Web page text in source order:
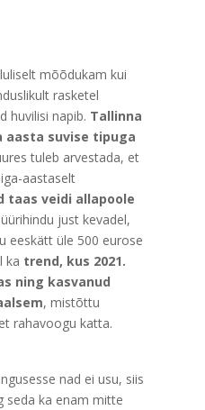
mõõdukam kui
rasketel
huvilisi napib. Tallinna
aasta suvise tipuga
tuleb arvestada, et
aastaselt
taas veidi allapoole
just kevadel,
eeskätt üle 500 eurose
ka trend, kus 2021.
ning kasvanud
, mistõttu
rahavoogu katta.
nad ei usu, siis
seda ka enam mitte